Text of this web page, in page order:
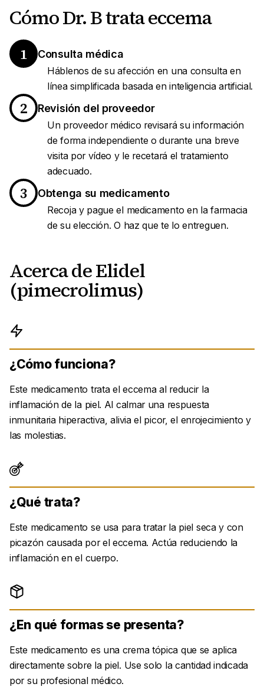
Cómo Dr. B trata eccema
1 Consulta médica
Háblenos de su afección en una consulta en
línea simplificada basada en inteligencia artificial.
2 Revisión del proveedor
Un proveedor médico revisará su información
de forma independiente o durante una breve
visita por vídeo y le recetará el tratamiento
adecuado.
3 Obtenga su medicamento
Recoja y pague el medicamento en la farmacia
de su elección. O haz que te lo entreguen.
Acerca de Elidel
(pimecrolimus)
¿Cómo funciona?
Este medicamento trata el eccema al reducir la
inflamación de la piel. Al calmar una respuesta
inmunitaria hiperactiva, alivia el picor, el enrojecimiento y
las molestias.
¿Qué trata?
Este medicamento se usa para tratar la piel seca y con
picazón causada por el eccema. Actúa reduciendo la
inflamación en el cuerpo.
¿En qué formas se presenta?
Este medicamento es una crema tópica que se aplica
directamente sobre la piel. Use solo la cantidad indicada
por su profesional médico.